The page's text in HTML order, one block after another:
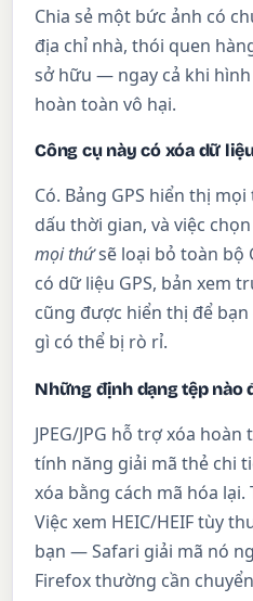
Chia sẻ một bức ảnh có
địa chỉ nhà, thói quen
sở hữu — ngay cả khi
hoàn toàn vô hại.
Công cụ này có xóa dữ
Có. Bảng GPS hiển thị
dấu thời gian, và việc chọn
mọi thứsẽ loại bỏ toàn bộ
có dữ liệu GPS, bản xem
cũng được hiển thị để
gì có thể bị rò rỉ.
Những định dạng tệp nào
JPEG/JPG hỗ trợ xóa
tính năng giải mã thẻ chi
xóa bằng cách mã hóa lại.
Việc xem HEIC/HEIF tùy
bạn — Safari giải mã nó
Firefox thường cần